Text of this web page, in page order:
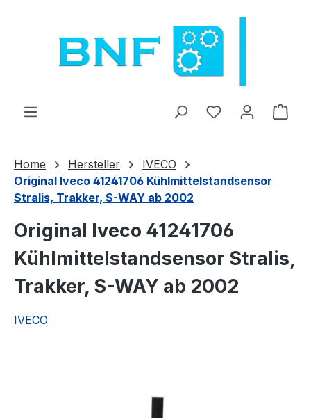
Du hast 0
Home Hersteller
IVECO
Original Iveco 41241706 Kühlmittelstandsensor
Stralis, Trakker, S-WAY ab 2002
Original Iveco 41241706
Kühlmittelstandsensor Stralis,
Trakker, S-WAY ab 2002
IVECO